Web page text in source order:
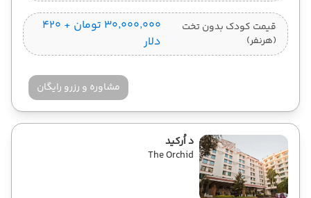
قیمت کودک بدون تخت
(هرنفر)
۳۰٬۰۰۰٬۰۰۰ تومان + ۴۲۰
دلار
مشاوره و رزرو رایگان
د اُرکید
The Orchid